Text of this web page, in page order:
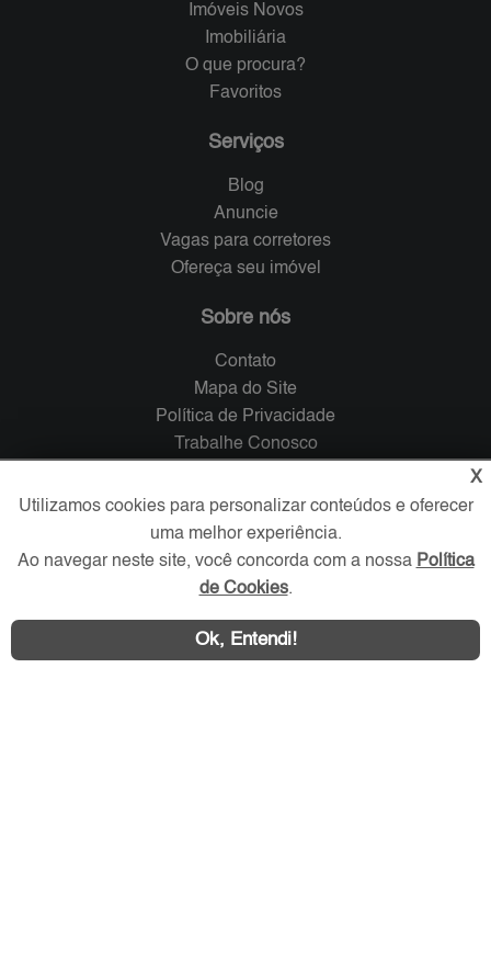
Imóveis Novos
Imobiliária
O que procura?
Favoritos
Serviços
Blog
Anuncie
Vagas para corretores
Ofereça seu imóvel
Sobre nós
Contato
Mapa do Site
Política de Privacidade
Trabalhe Conosco
Verificada por
Redes Sociais
X
Utilizamos cookies para personalizar conteúdos e oferecer
uma melhor experiência.
Ao navegar neste site, você concorda com a nossa Política
de Cookies.
Ok, Entendi!